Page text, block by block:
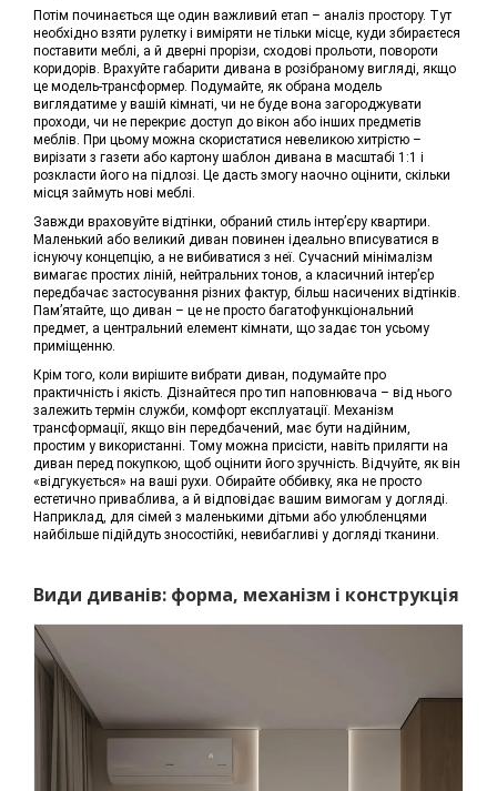
Потім починається ще один важливий етап – аналіз простору. Тут
необхідно взяти рулетку і виміряти не тільки місце, куди збираєтеся
поставити меблі, а й дверні прорізи, сходові прольоти, повороти
коридорів. Врахуйте габарити дивана в розібраному вигляді, якщо
це модель-трансформер. Подумайте, як обрана модель
виглядатиме у вашій кімнаті, чи не буде вона загороджувати
проходи, чи не перекриє доступ до вікон або інших предметів
меблів. При цьому можна скористатися невеликою хитрістю –
вирізати з газети або картону шаблон дивана в масштабі 1:1 і
розкласти його на підлозі. Це дасть змогу наочно оцінити, скільки
місця займуть нові меблі.
Завжди враховуйте відтінки, обраний стиль інтер’єру квартири.
Маленький або великий диван повинен ідеально вписуватися в
існуючу концепцію, а не вибиватися з неї. Сучасний мінімалізм
вимагає простих ліній, нейтральних тонов, а класичний інтер’єр
передбачає застосування різних фактур, більш насичених відтінків.
Пам’ятайте, що диван – це не просто багатофункціональний
предмет, а центральний елемент кімнати, що задає тон усьому
приміщенню.
Крім того, коли вирішите вибрати диван, подумайте про
практичність і якість. Дізнайтеся про тип наповнювача – від нього
залежить термін служби, комфорт експлуатації. Механізм
трансформації, якщо він передбачений, має бути надійним,
простим у використанні. Тому можна присісти, навіть прилягти на
диван перед покупкою, щоб оцінити його зручність. Відчуйте, як він
«відгукується» на ваші рухи. Обирайте оббивку, яка не просто
естетично приваблива, а й відповідає вашим вимогам у догляді.
Наприклад, для сімей з маленькими дітьми або улюбленцями
найбільше підійдуть зносостійкі, невибагливі у догляді тканини.
Види диванів: форма, механізм і конструкція